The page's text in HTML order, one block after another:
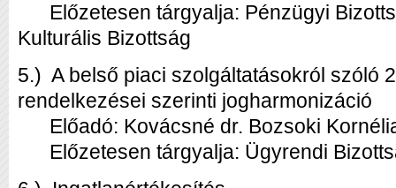
Előzetesen tárgyalja: Pénzügyi
Kulturális Bizottság
5.) A belső piaci szolgáltatásokról szóló
rendelkezései szerinti jogharmonizáció
Előadó: Kovácsné dr. Bozsoki
Előzetesen tárgyalja: Ügyrendi